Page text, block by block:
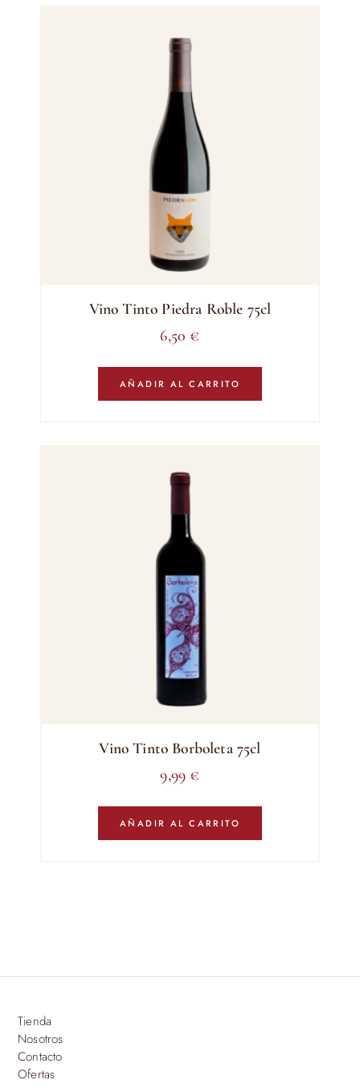
Vino Tinto Piedra Roble 75cl
6,50 €
AÑADIR AL CARRITO
Vino Tinto Borboleta 75cl
9,99 €
AÑADIR AL CARRITO
Tienda
Nosotros
Contacto
Ofertas